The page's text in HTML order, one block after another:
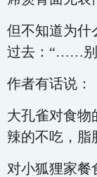
但不知道为什
过去：“……别
作者有话说：
大孔雀对食物
辣的不吃，脂
对小狐狸家餐